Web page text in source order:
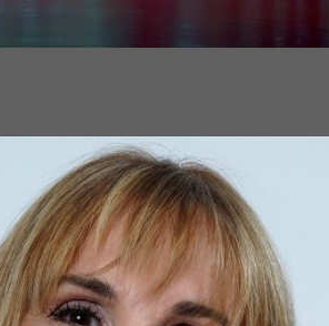
J'aurai le grand plaisir de présenter pour la
6ème fois#avecletemps Dalida
Espace St-Denisles 14 & 15 novembre
prochain. J'adore ce#théatreAu grand plaisir
de vous y voir🩷!
#chansonfrançaise #villedemontreal
#glamour #émotion #chansonsdamour